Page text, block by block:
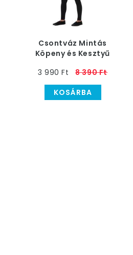
Csontváz Mintás
Köpeny és Kesztyű
Gyerekeknek
3 990 Ft
8 390 Ft
KOSÁRBA